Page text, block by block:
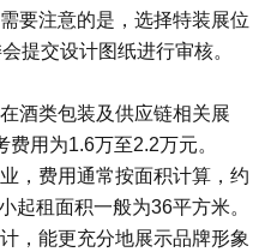
要注意的是，选择特装展位
提交设计图纸进行审核。
酒类包装及供应链相关展
用为1.6万至2.2万元。
，费用通常按面积计算，约
起租面积一般为36平方米。
，能更充分地展示品牌形象